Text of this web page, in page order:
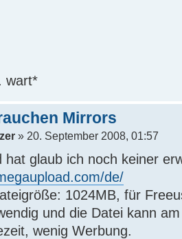
wart*
Mirrors
» 20. September 2008, 01:57
hat glaub ich noch keiner
de/
1024MB, für
und die Datei kann
wenig Werbung.